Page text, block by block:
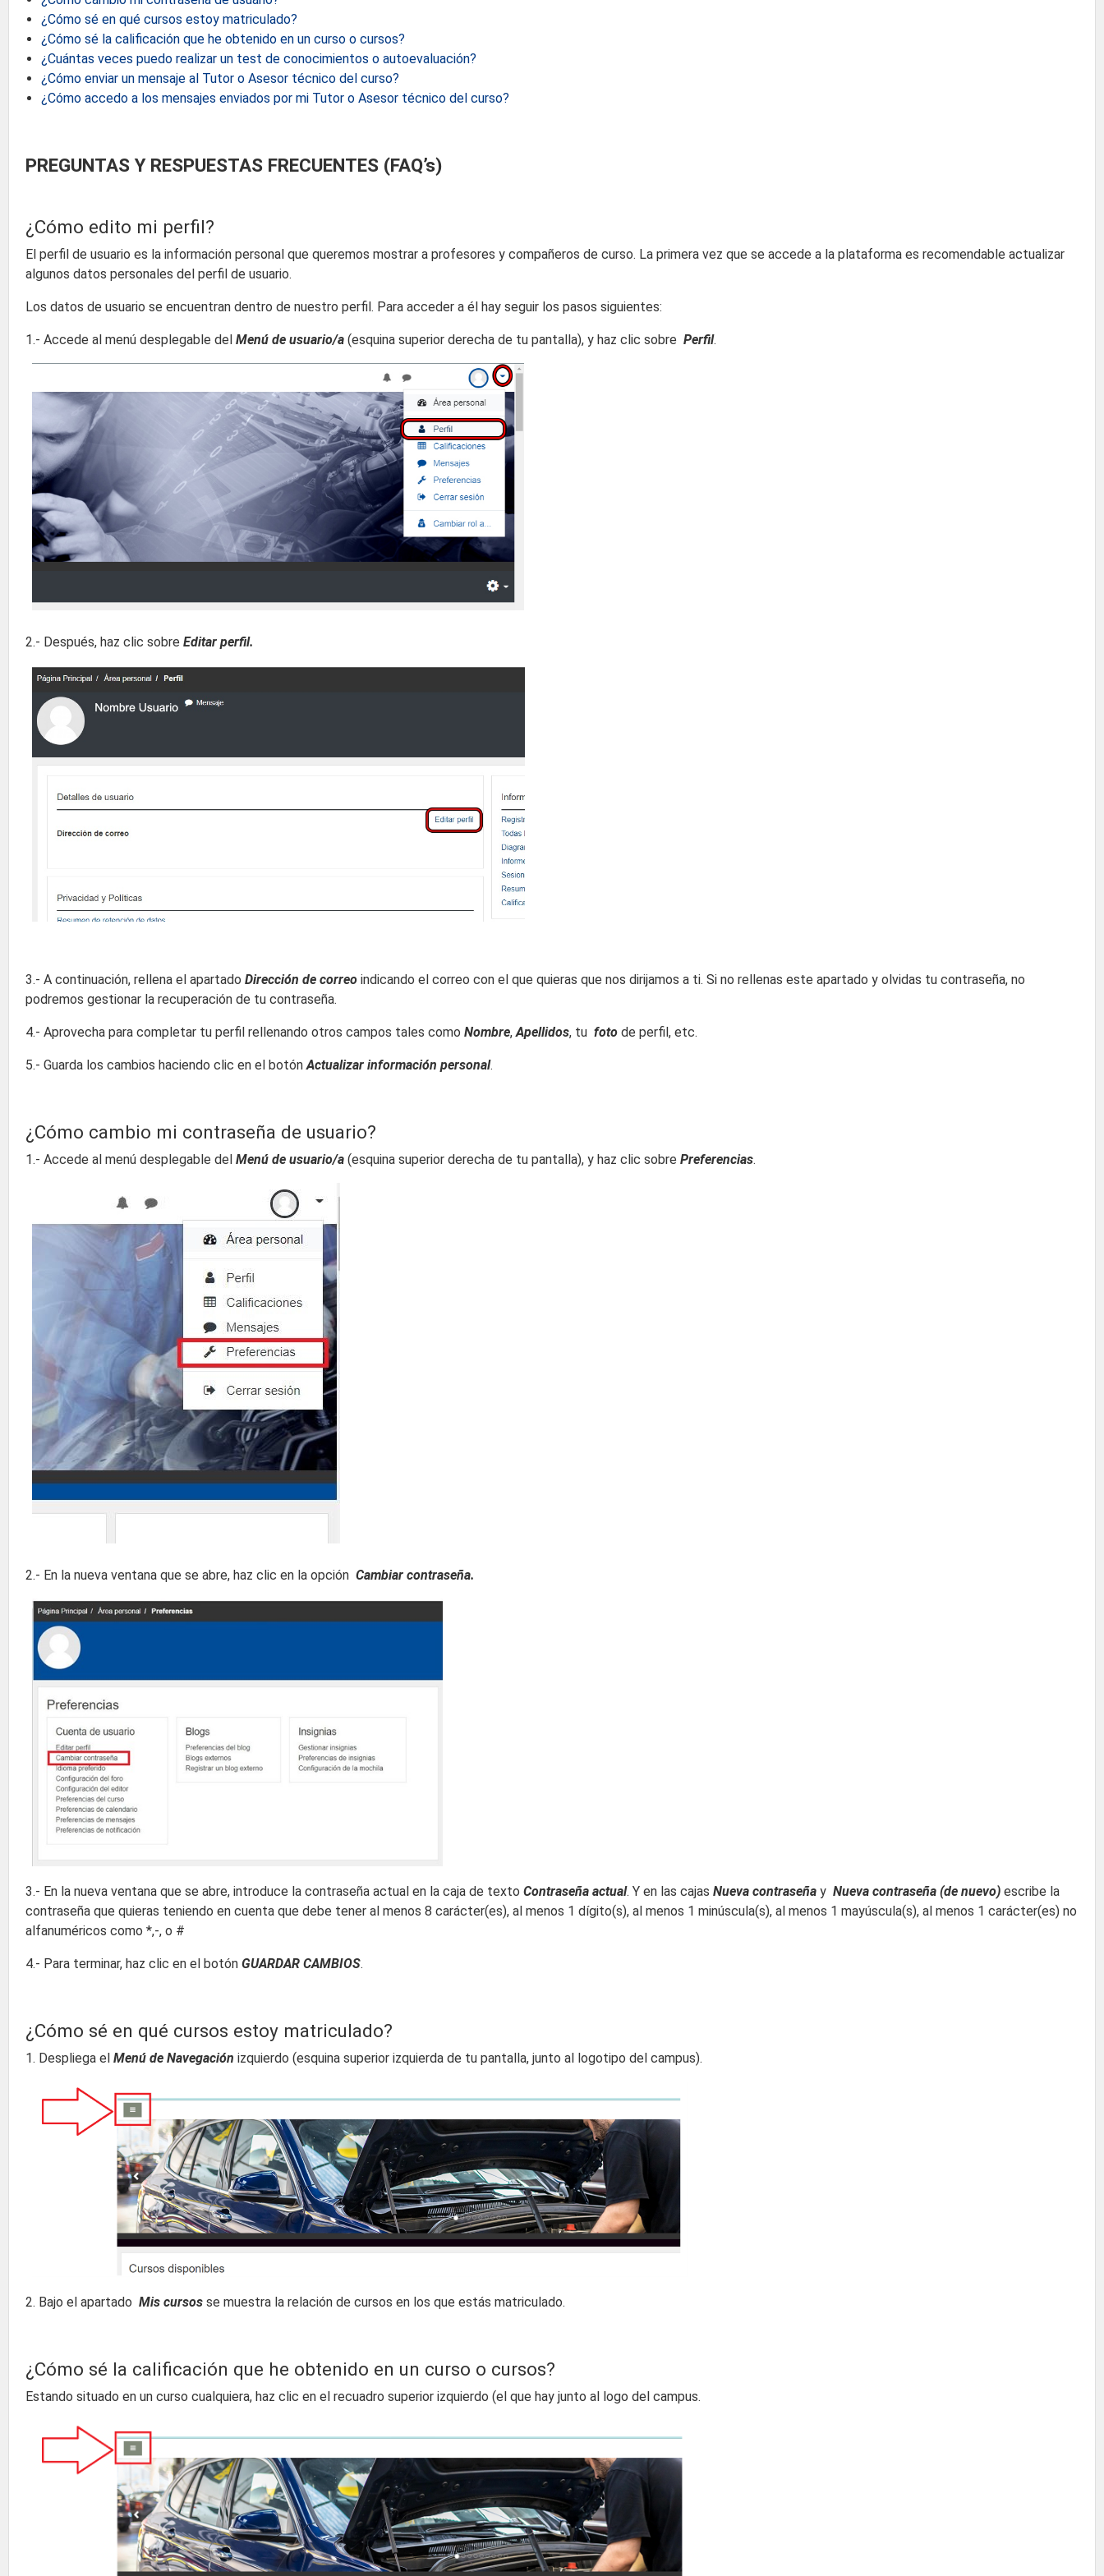
¿Cómo sé en qué cursos estoy matriculado?
¿Cómo sé la calificación que he obtenido en un curso o cursos?
¿Cuántas veces puedo realizar un test de conocimientos o autoevaluación?
¿Cómo enviar un mensaje al Tutor o Asesor técnico del curso?
¿Cómo accedo a los mensajes enviados por mi Tutor o Asesor técnico del curso?
PREGUNTAS Y RESPUESTAS FRECUENTES (FAQ’s)
¿Cómo edito mi perfil?
El perfil de usuario es la información personal que queremos mostrar a profesores y compañeros de curso. La primera vez que se accede a la plataforma es recomendable actualizar
algunos datos personales del perfil de usuario.
Los datos de usuario se encuentran dentro de nuestro perfil. Para acceder a él hay seguir los pasos siguientes:
1.- Accede al menú desplegable del Menú de usuario/a (esquina superior derecha de tu pantalla), y haz clic sobre Perfil.
2.- Después, haz clic sobre Editar perfil.
3.- A continuación, rellena el apartado Dirección de correo indicando el correo con el que quieras que nos dirijamos a ti. Si no rellenas este apartado y olvidas tu contraseña, no
podremos gestionar la recuperación de tu contraseña.
4.- Aprovecha para completar tu perfil rellenando otros campos tales como Nombre,Apellidos, tu foto de perfil, etc.
5.- Guarda los cambios haciendo clic en el botónActualizar información personal.
¿Cómo cambio mi contraseña de usuario?
1.- Accede al menú desplegable del Menú de usuario/a (esquina superior derecha de tu pantalla), y haz clic sobre Preferencias.
2.- En la nueva ventana que se abre, haz clic en la opción Cambiar contraseña.
3.- En la nueva ventana que se abre, introduce la contraseña actual en la caja de texto Contraseña actual. Y en las cajas Nueva contraseña y Nueva contraseña (de nuevo) escribe la
contraseña que quieras teniendo en cuenta que debe tener al menos 8 carácter(es), al menos 1 dígito(s), al menos 1 minúscula(s), al menos 1 mayúscula(s), al menos 1 carácter(es) no
alfanuméricos como *,-, o #
4.- Para terminar, haz clic en el botón GUARDAR CAMBIOS.
¿Cómo sé en qué cursos estoy matriculado?
1. Despliega el Menú de Navegación izquierdo (esquina superior izquierda de tu pantalla, junto al logotipo del campus).
2. Bajo el apartado Mis cursos se muestra la relación de cursos en los que estás matriculado.
¿Cómo sé la calificación que he obtenido en un curso o cursos?
Estando situado en un curso cualquiera, haz clic en el recuadro superior izquierdo (el que hay junto al logo del campus.